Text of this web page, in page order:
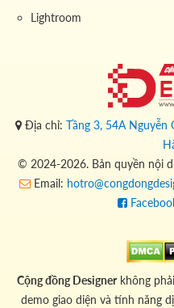
Lightroom
Địa chỉ: Tầng 3, 54A Nguyễn
© 2024-2026. Bản quyền nội
Email:
Cộng đồng Designerkhông
demo giao diện và tính năng